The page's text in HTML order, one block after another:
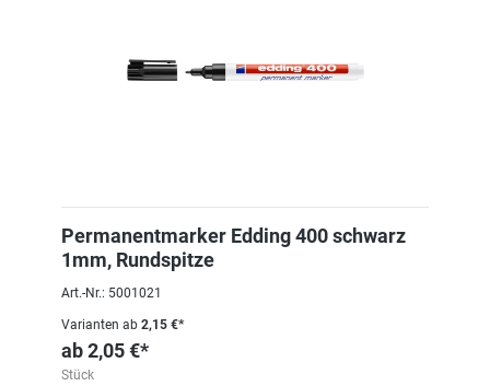
Permanentmarker Edding 400 schwarz
1mm, Rundspitze
Art.-Nr.: 5001021
Varianten ab 2,15 €*
ab2,05 €*
Stück